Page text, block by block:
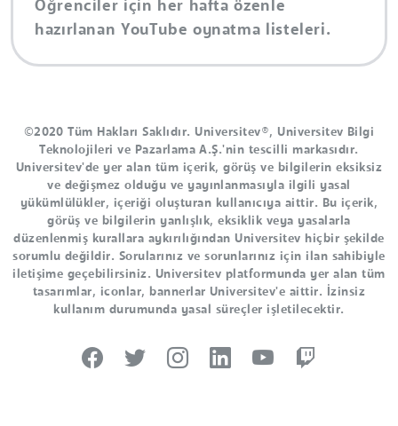
Öğrenciler için her hafta özenle
hazırlanan YouTube oynatma listeleri.
©2020 Tüm Hakları Saklıdır. Universitev®, Universitev Bilgi
Teknolojileri ve Pazarlama A.Ş.'nin tescilli markasıdır.
Universitev'de yer alan tüm içerik, görüş ve bilgilerin eksiksiz
ve değişmez olduğu ve yayınlanmasıyla ilgili yasal
yükümlülükler, içeriği oluşturan kullanıcıya aittir. Bu içerik,
görüş ve bilgilerin yanlışlık, eksiklik veya yasalarla
düzenlenmiş kurallara aykırılığından Universitev hiçbir şekilde
sorumlu değildir. Sorularınız ve sorunlarınız için ilan sahibiyle
iletişime geçebilirsiniz. Universitev platformunda yer alan tüm
tasarımlar, iconlar, bannerlar Universitev'e aittir. İzinsiz
kullanım durumunda yasal süreçler işletilecektir.